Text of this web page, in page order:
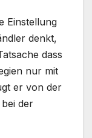
Einstellung
denkt,
dass
nur mit
er von der
der